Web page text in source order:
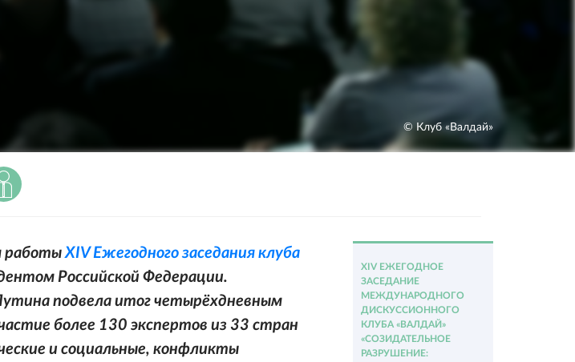
© Клуб «Валдай»
работыXIV Ежегодного заседания клуба
Российской Федерации.
подвела итог четырёхдневным
более 130 экспертов из 33 стран
и социальные, конфликты
XIV ЕЖЕГОДНОЕ
ЗАСЕДАНИЕ
МЕЖДУНАРОДНОГО
ДИСКУССИОННОГО
КЛУБА «ВАЛДАЙ»
«СОЗИДАТЕЛЬНОЕ
РАЗРУШЕНИЕ: